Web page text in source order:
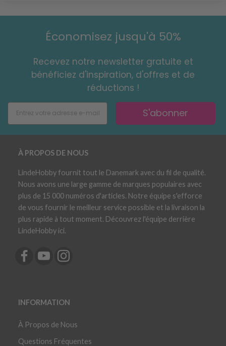
Économisez jusqu'à 50%
Recevez notre newsletter gratuite et
bénéficiez d'inspiration, d'offres et de
réductions !
S'abonner
À PROPOS DE NOUS
LindeHobby fournit tout le Danemark avec du fil de qualité.
Nous avons une large gamme de marques populaires avec
plus de 15 000 numéros d'articles. Notre équipe s'efforce
de vous fournir le meilleur service possible et la livraison la
plus rapide à tout moment. Découvrez l'équipe derrière
LindeHobby ici.
INFORMATION
À Propos de Nous
Questions Fréquentes